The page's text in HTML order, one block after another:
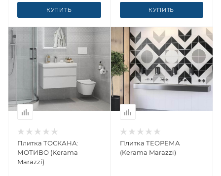
КУПИТЬ КУПИТЬ
Плитка ТОСКАНА:
МОТИВО (Kerama
Marazzi)
Плитка ТЕОРЕМА
(Kerama Marazzi)